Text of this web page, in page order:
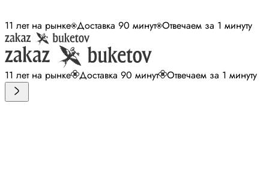
11 лет на рынке Доставка 90 минут Отвечаем за 1 минуту
11 лет на рынке Доставка 90 минут Отвечаем за 1 минуту